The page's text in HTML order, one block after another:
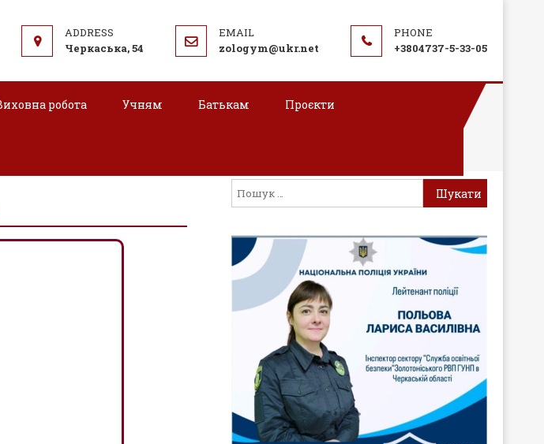
Черкаська, 54 zologym@ukr.net +3804737-5-33-05
робота Учням Батькам Проєкти
для демократичної стійкості»
Пошук: